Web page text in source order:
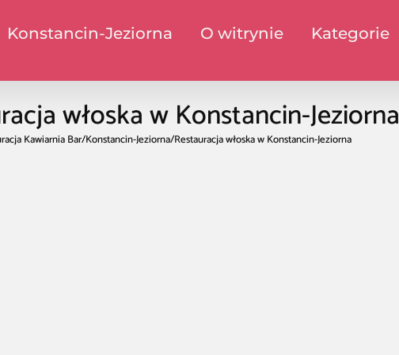
Konstancin-Jeziorna O witrynie Kategorie
włoska w Konstancin-Jeziorna
Kawiarnia Bar/Konstancin-Jeziorna/Restauracja włoska w Konstancin-Jeziorna